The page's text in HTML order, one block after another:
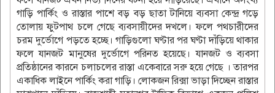
গাড়ি পার্কিং ও রাস্তার পাশে বড় বড় ছাতা টানিয়ে ব্যবসা কেন্দ্র গড়ে
তোলায় ফুটপাথ চলে গেছে ব্যবসায়ীদের দখলে। ফলে পথচারীদের
চরম দুর্ভোগে পড়তে হচ্ছে। গাড়িগুলো ঘণ্টার পর ঘণ্টা দাঁড়িয়ে থাকার
ফলে যানজট মানুষের দুর্ভোগে পরিনত হয়েছে। যানজট ও ব্যবসা
প্রতিষ্ঠানের কারনে চলাচলের রাস্তা একেবারে সরু হয়ে গেছে । তারপর
একাধিক লাইনে পার্কিং করা গাড়ি। লোকজন রিক্সা ভাড়া দিচ্ছেন রাস্তার